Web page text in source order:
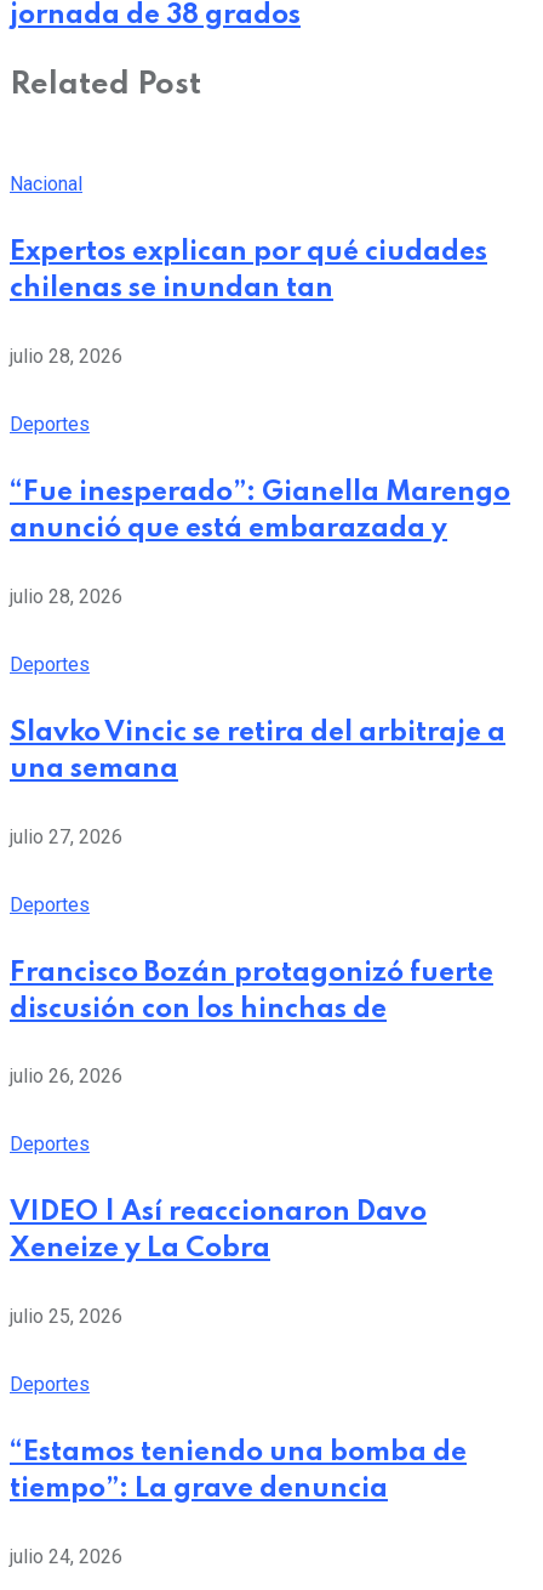
jornada de 38 grados
Related Post
Nacional
Expertos explican por qué ciudades
chilenas se inundan tan
julio 28, 2026
Deportes
“Fue inesperado”: Gianella Marengo
anunció que está embarazada y
julio 28, 2026
Deportes
Slavko Vincic se retira del arbitraje a
una semana
julio 27, 2026
Deportes
Francisco Bozán protagonizó fuerte
discusión con los hinchas de
julio 26, 2026
Deportes
VIDEO | Así reaccionaron Davo
Xeneize y La Cobra
julio 25, 2026
Deportes
“Estamos teniendo una bomba de
tiempo”: La grave denuncia
julio 24, 2026